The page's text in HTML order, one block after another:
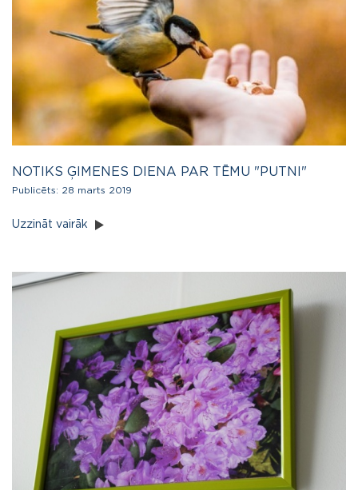
NOTIKS ĢIMENES DIENA PAR TĒMU "PUTNI"
Publicēts: 28 marts 2019
Uzzināt vairāk